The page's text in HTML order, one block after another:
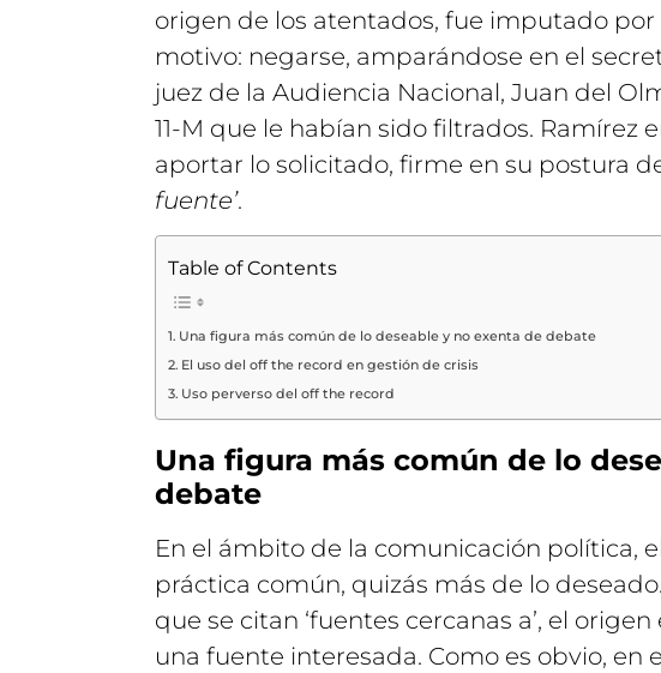
origen de los atentados, fue imputado
motivo: negarse, amparándose en el
juez de la Audiencia Nacional, Juan del
11-M que le habían sido filtrados. Ramírez
aportar lo solicitado, firme en su postura
fuente’.
Table of Contents
Una figura más común de lo deseable y no exenta de debate
El uso del off the record en gestión de crisis
Uso perverso del off the record
Una figura más común de lo
debate
En el ámbito de la comunicación política,
práctica común, quizás más de lo
que se citan ‘fuentes cercanas a’, el
una fuente interesada. Como es obvio,